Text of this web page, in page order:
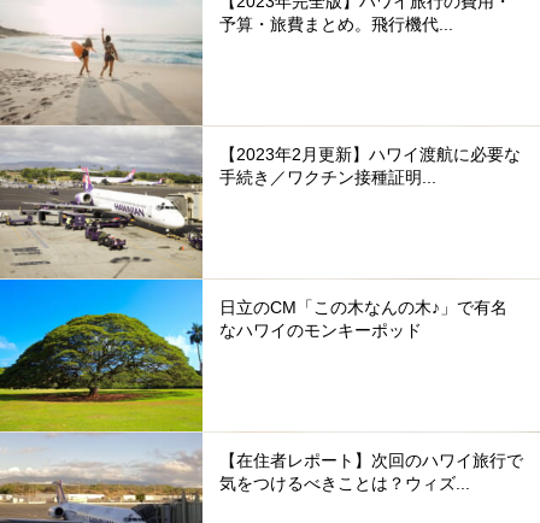
予算・旅費まとめ。飛行機代...
【2023年2月更新】ハワイ渡航に必要な
手続き／ワクチン接種証明...
日立のCM「この木なんの木♪」で有名
なハワイのモンキーポッド
【在住者レポート】次回のハワイ旅行で
気をつけるべきことは？ウィズ...